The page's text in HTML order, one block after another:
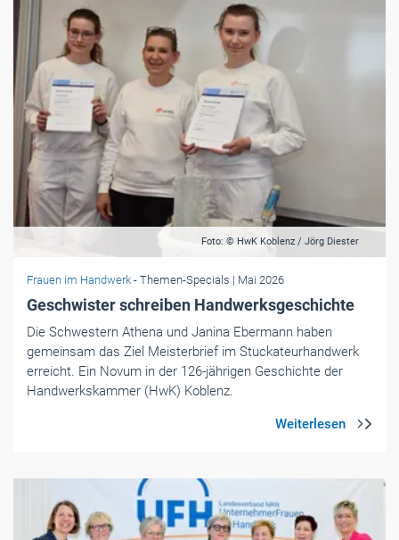
Foto: © HwK Koblenz / Jörg Diester
Frauen im Handwerk - Themen-Specials | Mai 2026
Geschwister schreiben Handwerksgeschichte
Die Schwestern Athena und Janina Ebermann haben
gemeinsam das Ziel Meisterbrief im Stuckateurhandwerk
erreicht. Ein Novum in der 126-jährigen Geschichte der
Handwerkskammer (HwK) Koblenz.